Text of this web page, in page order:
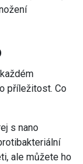
příležitost. Co
s nano
ale můžete ho